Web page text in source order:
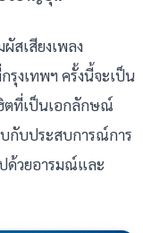
สเสียงเพลง
งเทพฯ ครั้งนี้จะเป็น
ตที่เป็นเอกลักษณ์
กับประสบการณ์การ
ด้วยอารมณ์และ